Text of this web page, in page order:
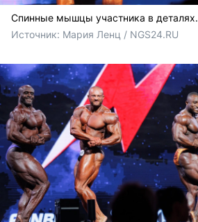
Спинные мышцы участника в деталях.
Источник: Мария Ленц / NGS24.RU